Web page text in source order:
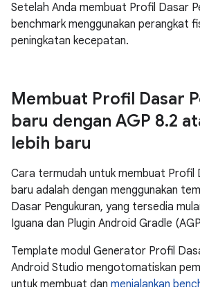
Setelah Anda membuat Profil Dasar
benchmark menggunakan perangkat
peningkatan kecepatan.
Membuat Profil Dasar
baru dengan AGP 8.2
lebih baru
Cara termudah untuk membuat Profil
baru adalah dengan menggunakan
Dasar Pengukuran, yang tersedia
Iguana dan Plugin Android Gradle
Template modul Generator Profil
Android Studio mengotomatiskan
untuk membuat dan menjalankan